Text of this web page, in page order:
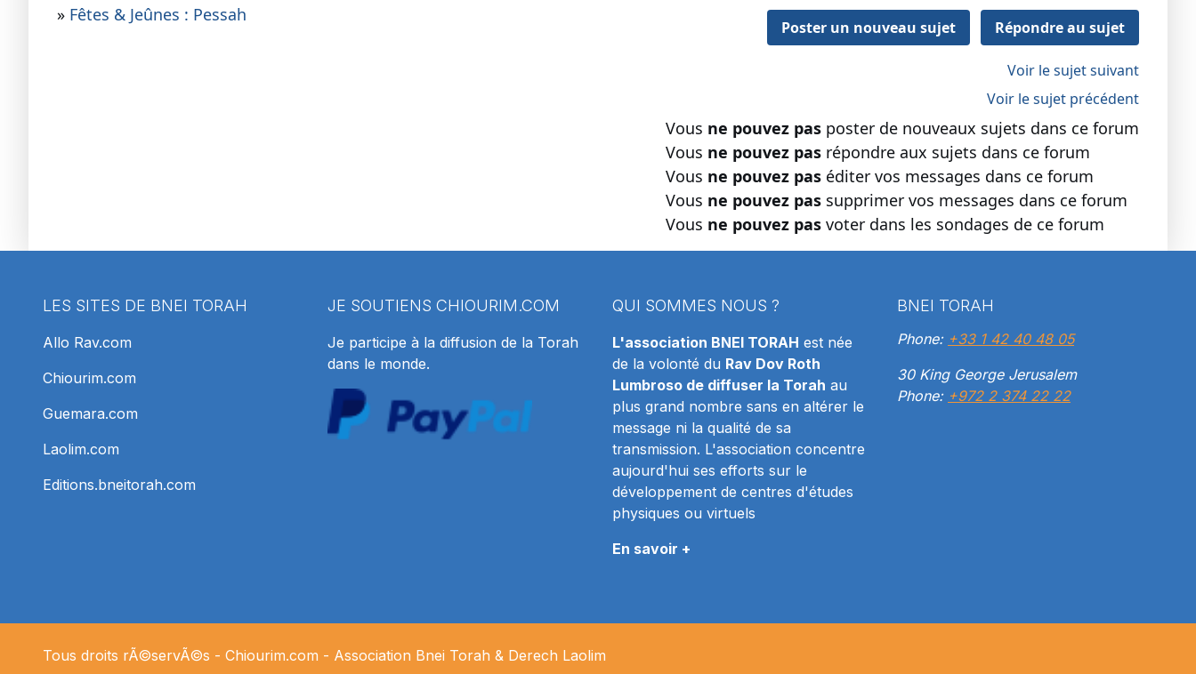
» Fêtes & Jeûnes : Pessah
Poster un nouveau sujet Répondre au sujet
Voir le sujet suivant
Voir le sujet précédent
Vous ne pouvez pas poster de nouveaux sujets dans ce forum
Vous ne pouvez pas répondre aux sujets dans ce forum
Vous ne pouvez pas éditer vos messages dans ce forum
Vous ne pouvez pas supprimer vos messages dans ce forum
Vous ne pouvez pas voter dans les sondages de ce forum
LES SITES DE BNEI TORAH
Allo Rav.com
Chiourim.com
Guemara.com
Laolim.com
Editions.bneitorah.com
JE SOUTIENS CHIOURIM.COM
Je participe à la diffusion de la Torah
dans le monde.
QUI SOMMES NOUS ?
L'association BNEI TORAH est née
de la volonté du Rav Dov Roth
Lumbroso de diffuser la Torah au
plus grand nombre sans en altérer le
message ni la qualité de sa
transmission. L'association concentre
aujourd'hui ses efforts sur le
développement de centres d'études
physiques ou virtuels
En savoir +
BNEI TORAH
Phone: +33 1 42 40 48 05
30 King George Jerusalem
Phone: +972 2 374 22 22
Tous droits rÃ©servÃ©s - Chiourim.com - Association Bnei Torah & Derech Laolim